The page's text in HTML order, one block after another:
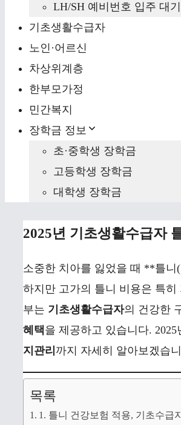
LH/SH 예비번호 입주 대
기초생활수급자
노인·어르신
차상위계층
한부모가정
민간복지
장학금 정보
초·중학생 장학금
고등학생 장학금
대학생 장학금
2025년 기초생활수급자
소중한 치아를 잃었을 때 **틀
하지만 고가의 틀니 비용은 특히
부는 기초생활수급자의 건강한
혜택을 제공하고 있습니다.
지관리 까지 자세히 알아보겠습
목록
1. 틀니 건강보험 적용, 기초수급